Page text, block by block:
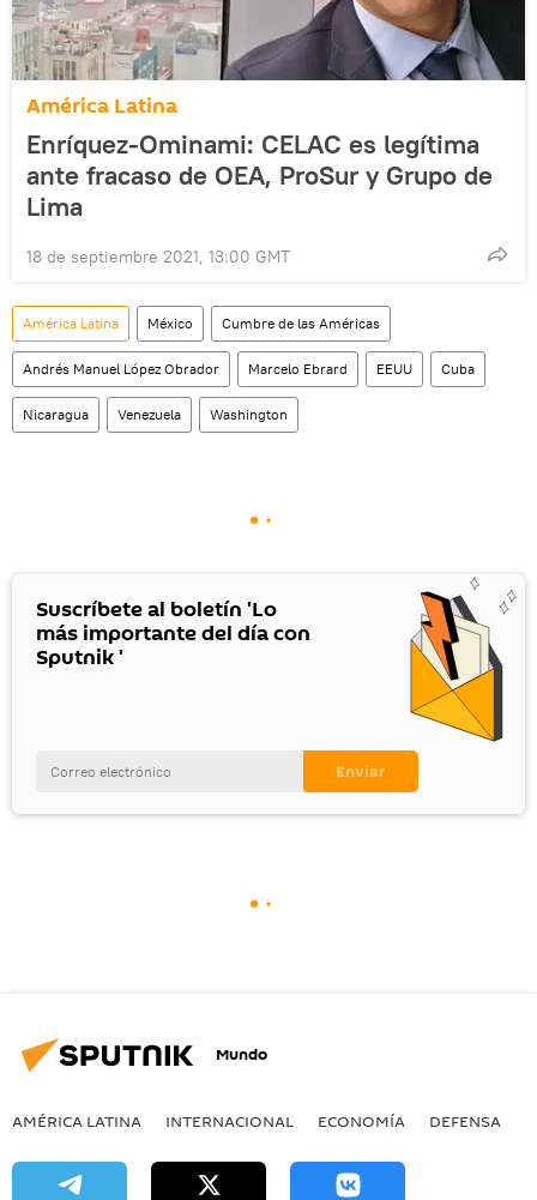
América Latina
Enríquez-Ominami: CELAC es legítima
ante fracaso de OEA, ProSur y Grupo de
Lima
18 de septiembre 2021, 13:00 GMT
América Latina México Cumbre de las Américas
Andrés Manuel López Obrador Marcelo Ebrard EEUU Cuba
Nicaragua Venezuela Washington
Suscríbete al boletín 'Lo
más importante del día con
Sputnik '
Mundo
AMÉRICA LATINA INTERNACIONAL ECONOMÍA DEFENSA